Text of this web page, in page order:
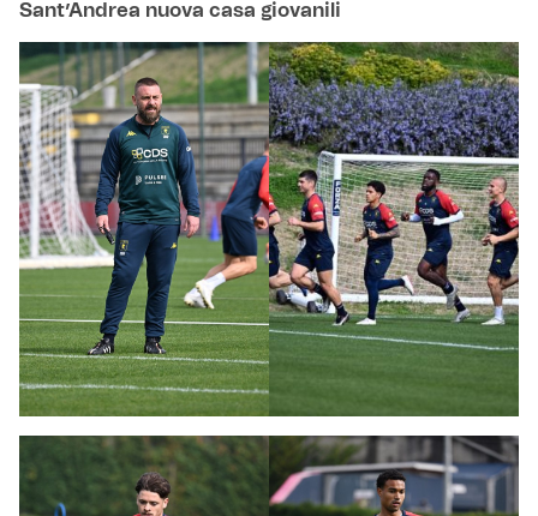
Sant’Andrea nuova casa giovanili